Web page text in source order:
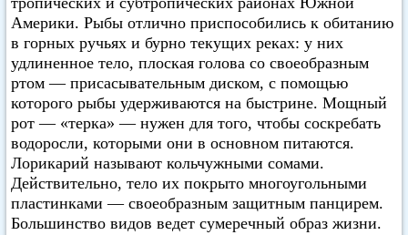
Америки. Рыбы отлично приспособились к обитанию
в горных ручьях и бурно текущих реках: у них
удлиненное тело, плоская голова со своеобразным
ртом — присасывательным диском, с помощью
которого рыбы удерживаются на быстрине. Мощный
рот — «терка» — нужен для того, чтобы соскребать
водоросли, которыми они в основном питаются.
Лорикарий называют кольчужными сомами.
Действительно, тело их покрыто многоугольными
пластинками — своеобразным защитным панцирем.
Большинство видов ведет сумеречный образ жизни.